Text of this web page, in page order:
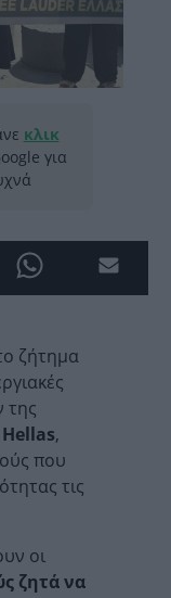
κλικ
για
ζήτημα
της
,
που
τις
οι
ζητά να